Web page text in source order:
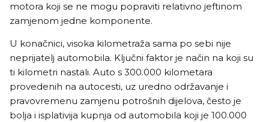
motora koji se ne mogu popraviti relativno jeftinom
zamjenom jedne komponente.
U konačnici, visoka kilometraža sama po sebi nije
neprijatelj automobila. Ključni faktor je način na koji su
ti kilometri nastali. Auto s 300.000 kilometara
provedenih na autocesti, uz uredno održavanje i
pravovremenu zamjenu potrošnih dijelova, često je
bolja i isplativija kupnja od automobila koji je 100.000